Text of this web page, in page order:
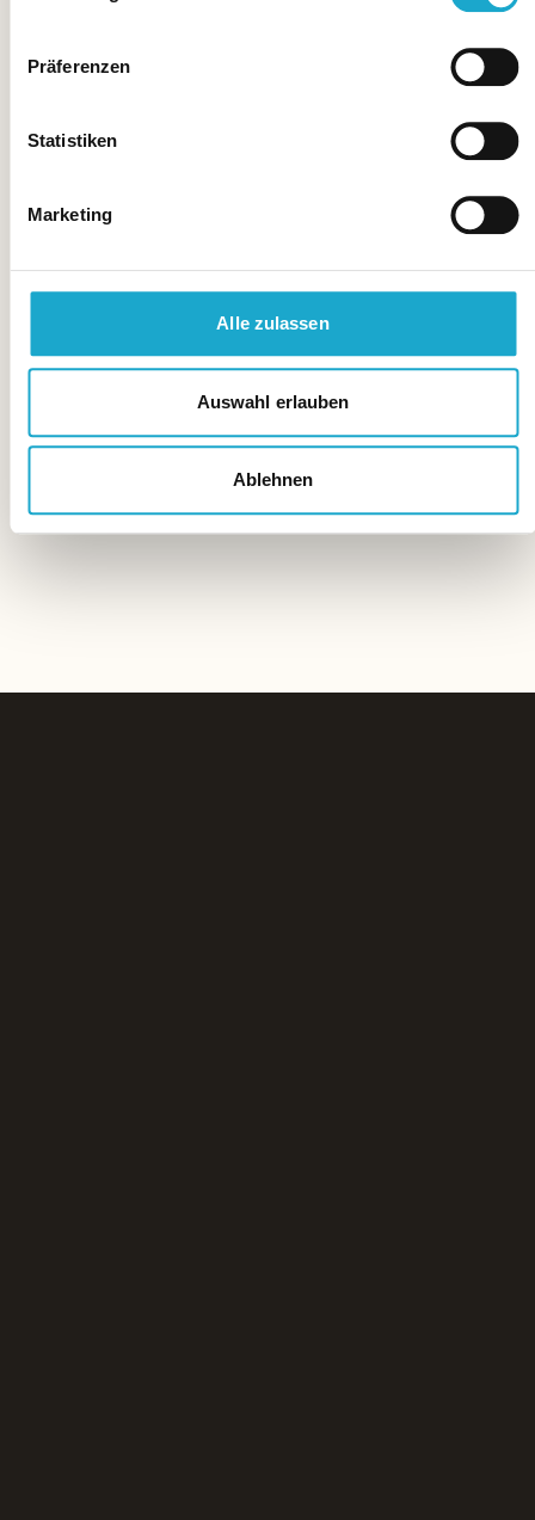
Präferenzen
Statistiken
Marketing
Alle zulassen
Auswahl erlauben
Ablehnen